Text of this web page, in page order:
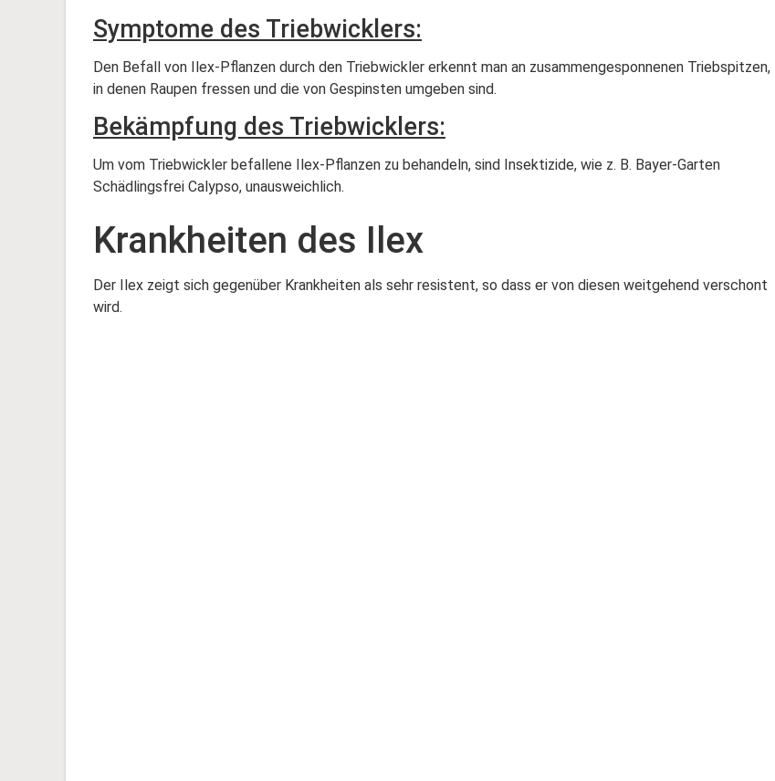
Symptome des Triebwicklers:
Den Befall von Ilex-Pflanzen durch den Triebwickler erkennt man an zusammengesponnenen Triebspitzen,
in denen Raupen fressen und die von Gespinsten umgeben sind.
Bekämpfung des Triebwicklers:
Um vom Triebwickler befallene Ilex-Pflanzen zu behandeln, sind Insektizide, wie z. B. Bayer-Garten
Schädlingsfrei Calypso, unausweichlich.
Krankheiten des Ilex
Der Ilex zeigt sich gegenüber Krankheiten als sehr resistent, so dass er von diesen weitgehend verschont
wird.